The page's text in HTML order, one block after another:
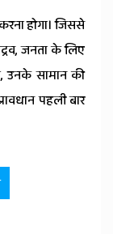
होगा। जिससे
जनता के लिए
उनके सामान की
पहली बार